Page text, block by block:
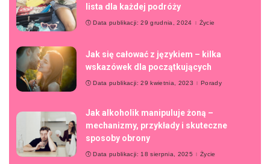
lista dla każdej podróży
Data publikacji: 29 grudnia, 2024 Życie
Jak się całować z językiem – kilka
wskazówek dla początkujących
Data publikacji: 29 kwietnia, 2023 Porady
Jak alkoholik manipuluje żoną –
mechanizmy, przykłady i skuteczne
sposoby obrony
Data publikacji: 18 sierpnia, 2025 Życie